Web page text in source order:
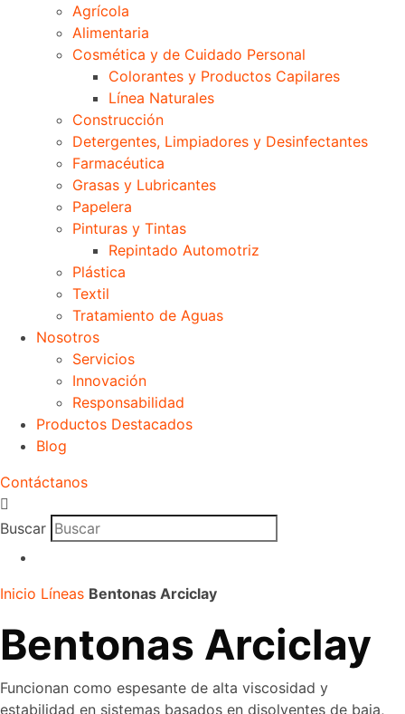
Agrícola
Alimentaria
Cosmética y de Cuidado Personal
Colorantes y Productos Capilares
Línea Naturales
Construcción
Detergentes, Limpiadores y Desinfectantes
Farmacéutica
Grasas y Lubricantes
Papelera
Pinturas y Tintas
Repintado Automotriz
Plástica
Textil
Tratamiento de Aguas
Nosotros
Servicios
Innovación
Responsabilidad
Productos Destacados
Blog
Contáctanos
Buscar
Inicio Líneas Bentonas Arciclay
Bentonas Arciclay
Funcionan como espesante de alta viscosidad y
estabilidad en sistemas basados en disolventes de baja,